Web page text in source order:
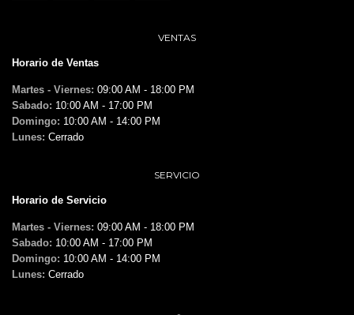
VENTAS
Horario de Ventas
Martes - Viernes: 09:00 AM - 18:00 PM
Sabado: 10:00 AM - 17:00 PM
Domingo: 10:00 AM - 14:00 PM
Lunes: Cerrado
SERVICIO
Horario de Servicio
Martes - Viernes: 09:00 AM - 18:00 PM
Sabado: 10:00 AM - 17:00 PM
Domingo: 10:00 AM - 14:00 PM
Lunes: Cerrado